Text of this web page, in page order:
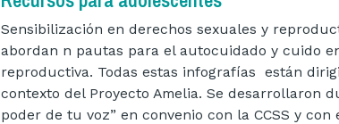
Sensibilización en derechos sexuales y
abordan n pautas para el autocuidado y cuido
reproductiva. Todas estas infografías están
contexto del Proyecto Amelia. Se desarrollaron
poder de tu voz” en convenio con la CCSS y